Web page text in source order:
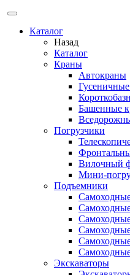
Каталог
Назад
Каталог
Краны
Автокраны
Башенные
Погрузчики
Вилочный
Мини-
Подъемники
Экскаваторы